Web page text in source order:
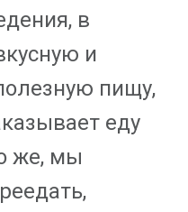
в
и
пищу,
еду
же, мы